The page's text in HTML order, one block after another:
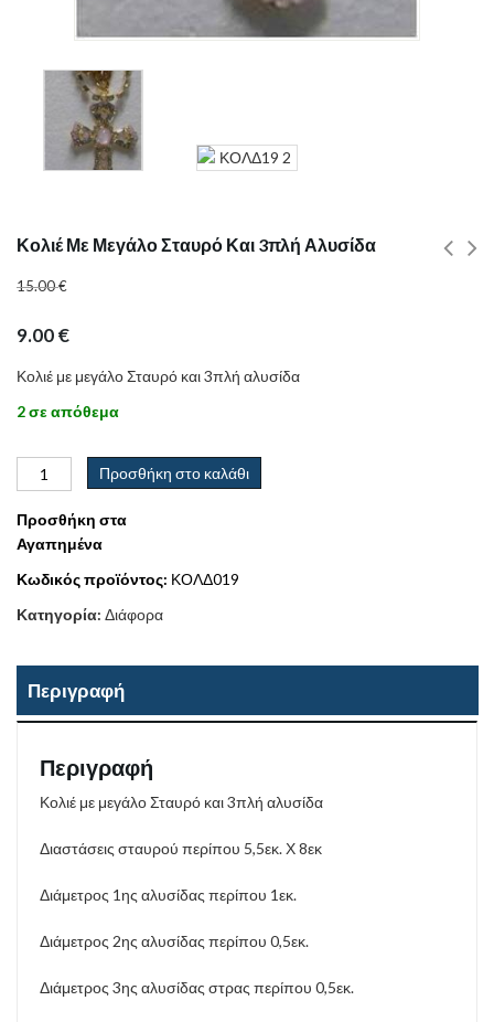
Κολιέ Με Μεγάλο Σταυρό Και 3πλή Αλυσίδα
15.00€
9.00€
Κολιέ με μεγάλο Σταυρό και 3πλή αλυσίδα
2 σε απόθεμα
Προσθήκη στο καλάθι
Προσθήκη στα
Αγαπημένα
Κωδικός προϊόντος: ΚΟΛΔ019
Κατηγορία: Διάφορα
Περιγραφή
Περιγραφή
Κολιέ με μεγάλο Σταυρό και 3πλή αλυσίδα
Διαστάσεις σταυρού περίπου 5,5εκ. Χ 8εκ
Διάμετρος 1ης αλυσίδας περίπου 1εκ.
Διάμετρος 2ης αλυσίδας περίπου 0,5εκ.
Διάμετρος 3ης αλυσίδας στρας περίπου 0,5εκ.